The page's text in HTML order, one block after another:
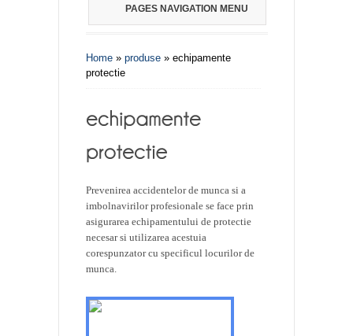
PAGES NAVIGATION MENU
Home » produse » echipamente
protectie
Prevenirea accidentelor de munca si a
imbolnavirilor profesionale se face prin
asigurarea echipamentului de protectie
necesar si utilizarea acestuia
corespunzator cu specificul locurilor de
munca.